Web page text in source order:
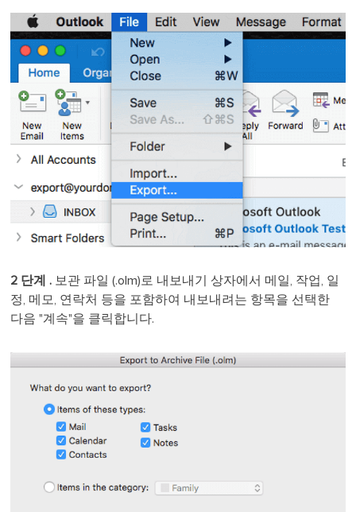
2 단계 . 보관 파일 (.olm)로 내보내기 상자에서 메일, 작업, 일
정, 메모, 연락처 등을 포함하여 내보내려는 항목을 선택한
다음 "계속"을 클릭합니다.